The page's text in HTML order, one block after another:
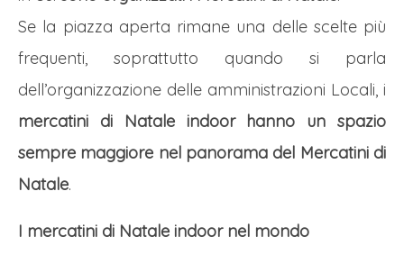
Se la piazza aperta rimane una delle scelte più
frequenti, soprattutto quando si parla
dell’organizzazione delle amministrazioni Locali, i
mercatini di Natale indoor hanno un spazio
sempre maggiore nel panorama del Mercatini di
Natale.
I mercatini di Natale indoor nel mondo